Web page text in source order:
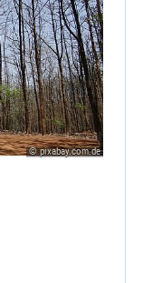
© pixabay.com.de